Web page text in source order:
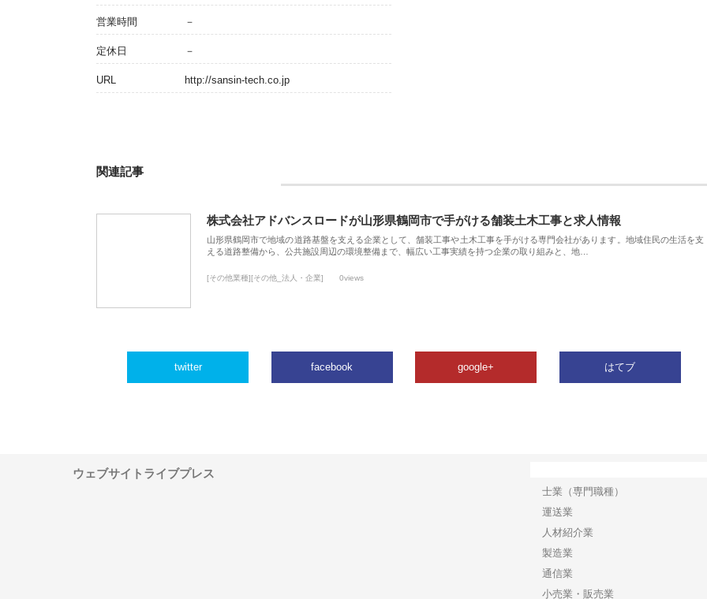
営業時間 －
定休日 －
URL http://sansin-tech.co.jp
関連記事
株式会社アドバンスロードが山形県鶴岡市で手がける舗装土木工事と求人情報
山形県鶴岡市で地域の道路基盤を支える企業として、舗装工事や土木工事を手がける専門会社があります。地域住民の生活を支
える道路整備から、公共施設周辺の環境整備まで、幅広い工事実績を持つ企業の取り組みと、地…
[その他業種][その他_法人・企業] 0views
twitter facebook google+ はてブ
ウェブサイトライブプレス
士業（専門職種）
運送業
人材紹介業
製造業
通信業
小売業・販売業